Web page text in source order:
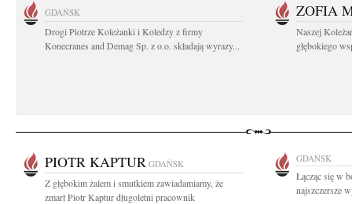
GDAŃSK
Drogi Piotrze Koleżanki i Koledzy z firmy
Konecranes and Demag Sp. z o.o. składają wyrazy...
ZOFIA
Naszej
głębokiego
PIOTR KAPTUR GDAŃSK
Z głębokim żalem i smutkiem zawiadamiamy, że
zmarł Piotr Kaptur długoletni pracownik
GDAŃSK
Łącząc się w
najszczersze